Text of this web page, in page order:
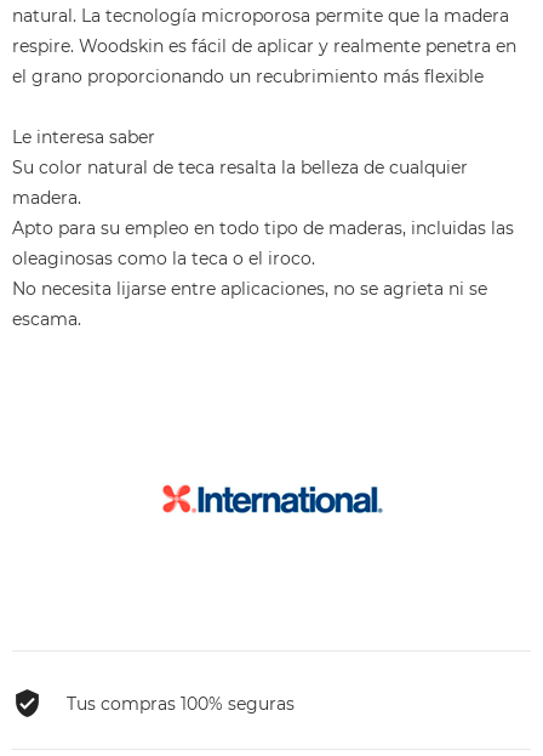
natural. La tecnología microporosa permite que la madera
respire. Woodskin es fácil de aplicar y realmente penetra en
el grano proporcionando un recubrimiento más flexible
Le interesa saber
Su color natural de teca resalta la belleza de cualquier
madera.
Apto para su empleo en todo tipo de maderas, incluidas las
oleaginosas como la teca o el iroco.
No necesita lijarse entre aplicaciones, no se agrieta ni se
escama.
Tus compras 100% seguras